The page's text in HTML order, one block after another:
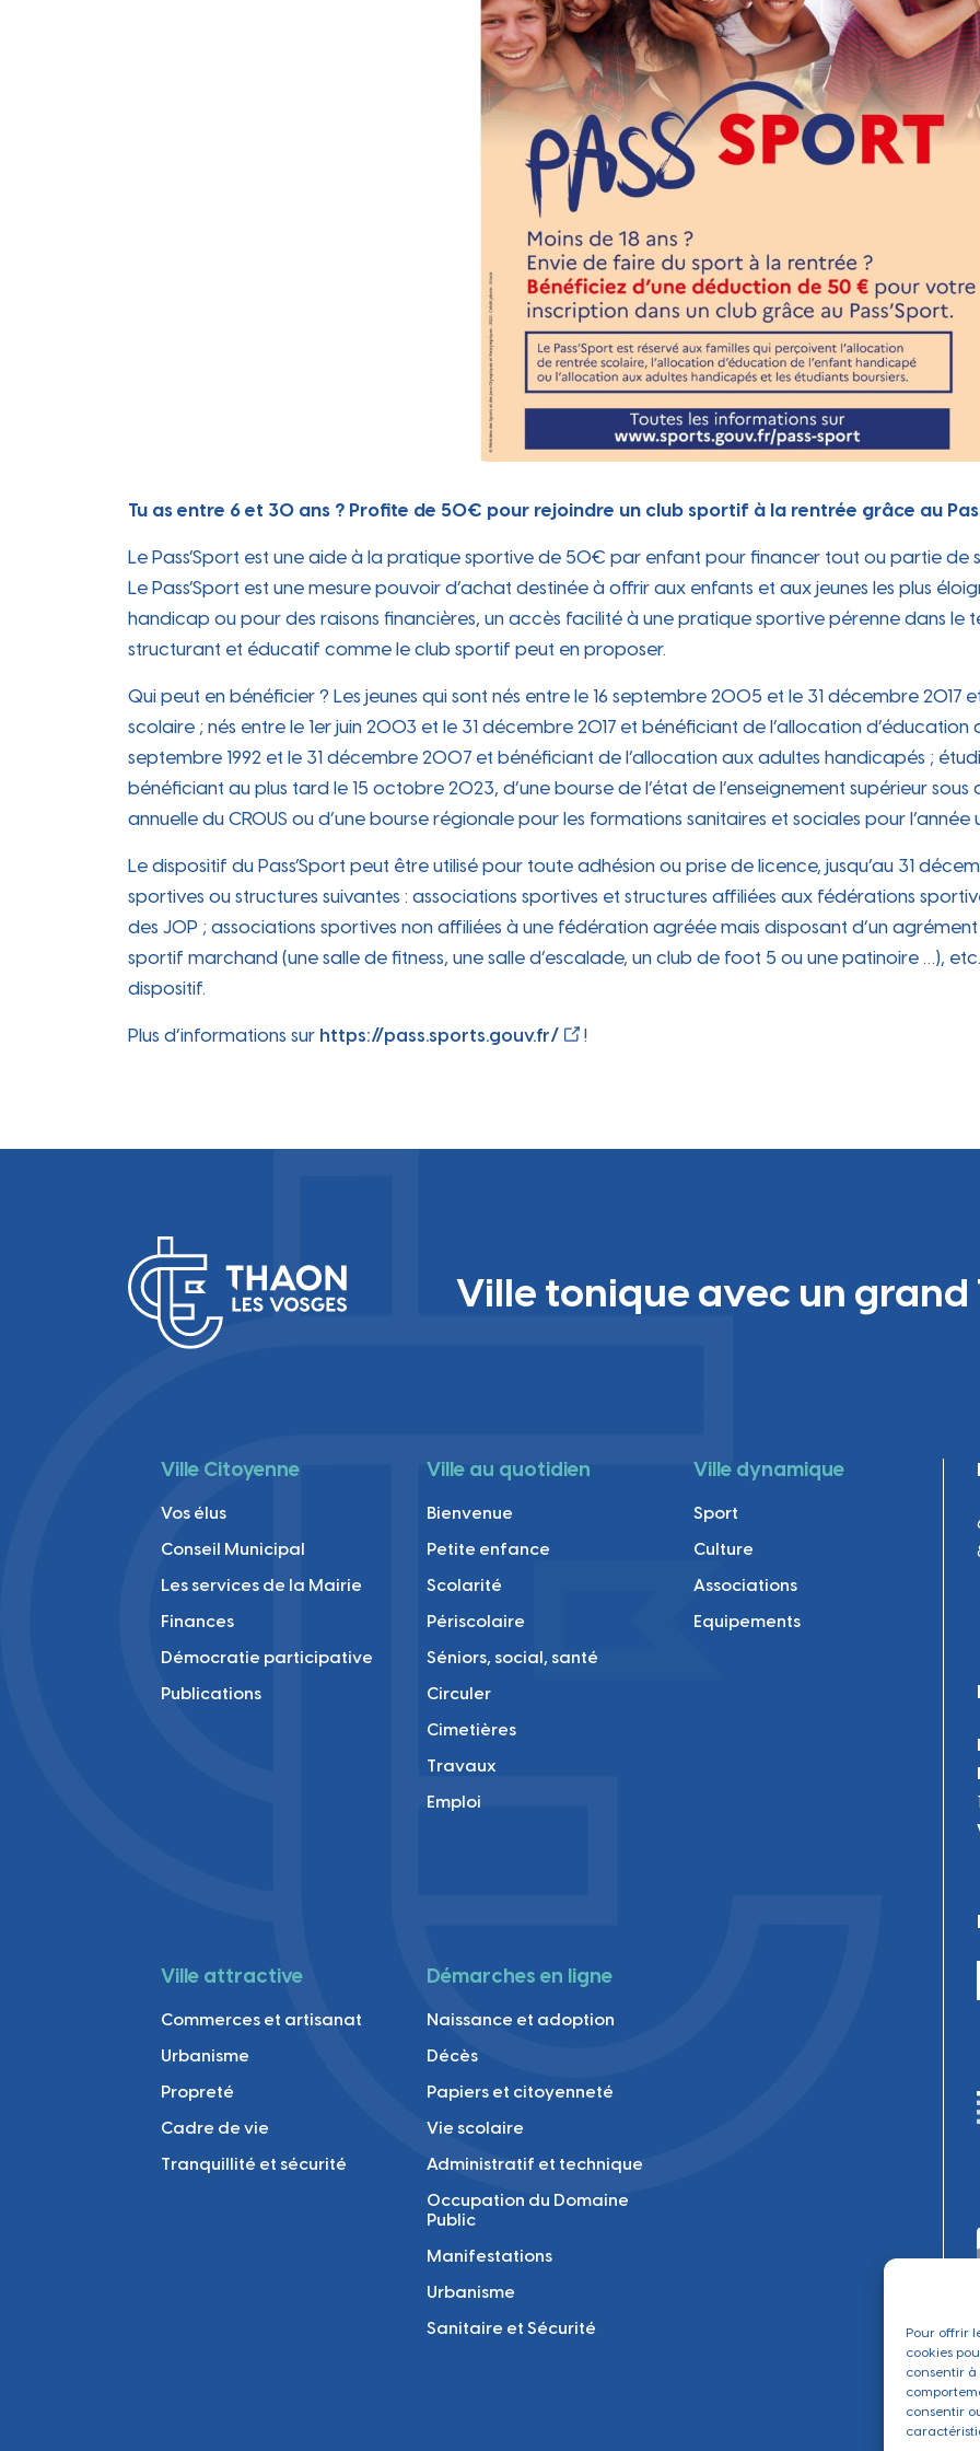
Pour offrir
cookies
consentir à
consentir
– Pour les personnes en situation de handicap jusque 25 ans
– Pour les demandeurs d’emploi jusque 25 ans
– aux personnes bénéficiaires du RSA sans limite d’âge.
Afin de faciliter les inscriptions, la gestion des bourses sera directement assurée par la commune.
Un formulaire sera à récupérer à la Mairie ou auprès de l’association choisie pour pouvoir prétendre à l’aide,
Cette extension vise à permettre aux personnes les plus précaires et les plus fragiles de continuer, ou
ainsi relancer le sport Thaonnais et la vie associative de manière générale
Tu as entre 6 et 30 ans ? Profite de 50€ pour rejoindre un club sportif à la rentrée grâce au
Le Pass’Sport est une aide à la pratique sportive de 50€ par enfant pour financer tout ou partie de
Le Pass’Sport est une mesure pouvoir d’achat destinée à offrir aux enfants et aux jeunes les plus
handicap ou pour des raisons financières, un accès facilité à une pratique sportive pérenne dans le
structurant et éducatif comme le club sportif peut en proposer.
Qui peut en bénéficier ? Les jeunes qui sont nés entre le 16 septembre 2005 et le 31 décembre 2017
scolaire ; nés entre le 1er juin 2003 et le 31 décembre 2017 et bénéficiant de l’allocation d’éducation
septembre 1992 et le 31 décembre 2007 et bénéficiant de l’allocation aux adultes handicapés ;
bénéficiant au plus tard le 15 octobre 2023, d’une bourse de l’état de l’enseignement supérieur sous
annuelle du CROUS ou d’une bourse régionale pour les formations sanitaires et sociales pour
Le dispositif du Pass’Sport peut être utilisé pour toute adhésion ou prise de licence, jusqu’au 31
sportives ou structures suivantes : associations sportives et structures affiliées aux fédérations
des JOP ; associations sportives non affiliées à une fédération agréée mais disposant d’un agrément
sportif marchand (une salle de fitness, une salle d’escalade, un club de foot 5 ou une patinoire …),
dispositif.
Plus d’informations sur https://pass.sports.gouv.fr/ !
Ville tonique avec un grand
Ville Citoyenne
Vos élus
Conseil Municipal
Les services de la Mairie
Finances
Démocratie participative
Publications
Ville au quotidien
Bienvenue
Petite enfance
Scolarité
Périscolaire
Séniors, social, santé
Circuler
Cimetières
Travaux
Emploi
Ville dynamique
Sport
Culture
Associations
Equipements
Ville attractive
Commerces et artisanat
Urbanisme
Propreté
Cadre de vie
Tranquillité et sécurité
Démarches en ligne
Naissance et adoption
Décès
Papiers et citoyenneté
Vie scolaire
Administratif et technique
Occupation du Domaine
Public
Manifestations
Urbanisme
Sanitaire et Sécurité